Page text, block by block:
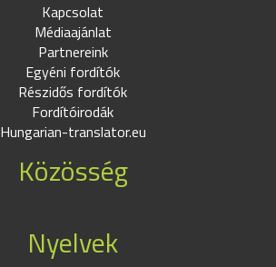
Kapcsolat
Médiaajánlat
Partnereink
Egyéni fordítók
Részidős fordítók
Fordítóirodák
Hungarian-translator.eu
Közösség
Nyelvek